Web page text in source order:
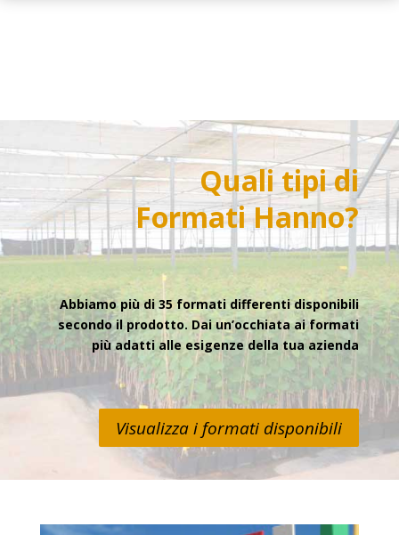
Quali tipi di
FormatiHanno?
Abbiamo più di 35 formati differenti disponibili
secondo il prodotto. Dai un’occhiata ai formati
più adatti alle esigenze della tua azienda
Visualizza i formati disponibili